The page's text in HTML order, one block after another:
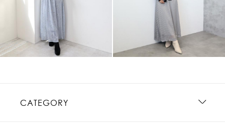
CATEGORY